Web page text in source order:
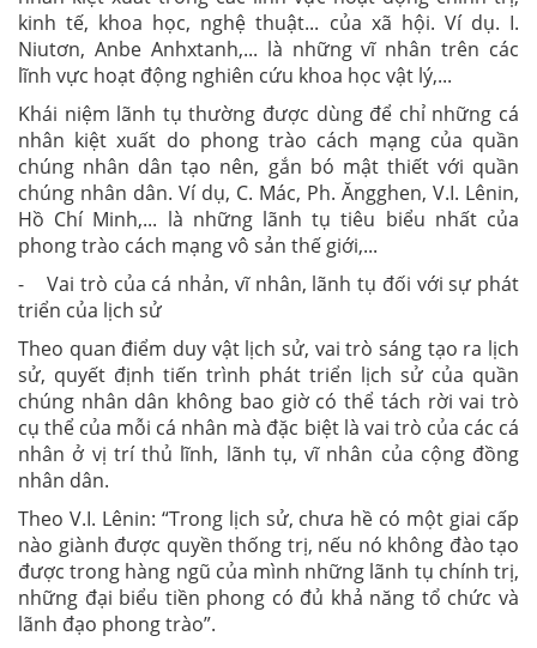
kinh tế, khoa học, nghệ thuật... của xã hội. Ví dụ. I.
Niutơn, Anbe Anhxtanh,... là những vĩ nhân trên các
lĩnh vực hoạt động nghiên cứu khoa học vật lý,...
Khái niệm lãnh tụ thường được dùng để chỉ những cá
nhân kiệt xuất do phong trào cách mạng của quần
chúng nhân dân tạo nên, gắn bó mật thiết với quần
chúng nhân dân. Ví dụ, C. Mác, Ph. Ăngghen, V.I. Lênin,
Hồ Chí Minh,... là những lãnh tụ tiêu biểu nhất của
phong trào cách mạng vô sản thế giới,...
- Vai trò của cá nhản, vĩ nhân, lãnh tụ đối với sự phát
triển của lịch sử
Theo quan điểm duy vật lịch sử, vai trò sáng tạo ra lịch
sử, quyết định tiến trình phát triển lịch sử của quần
chúng nhân dân không bao giờ có thể tách rời vai trò
cụ thể của mỗi cá nhân mà đặc biệt là vai trò của các cá
nhân ở vị trí thủ lĩnh, lãnh tụ, vĩ nhân của cộng đồng
nhân dân.
Theo V.I. Lênin: “Trong lịch sử, chưa hề có một giai cấp
nào giành được quyền thống trị, nếu nó không đào tạo
được trong hàng ngũ của mình những lãnh tụ chính trị,
những đại biểu tiền phong có đủ khả năng tổ chức và
lãnh đạo phong trào”.